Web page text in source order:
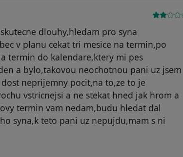
dlouhy,hledam pro syna
v planu cekat tri mesice na termin,po
termin do kalendare,ktery mi pes
a bylo,takovou neochotnou pani uz jsem
neprijemny pocit,na to,ze to je
vstricnejsi a ne stekat hned jak hrom a
termin vam nedam,budu hledat dal
syna,k teto pani uz nepujdu,mam s ni
Váš účet byl odstraněn